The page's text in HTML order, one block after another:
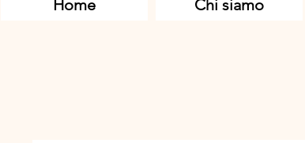
Home Chi siamo